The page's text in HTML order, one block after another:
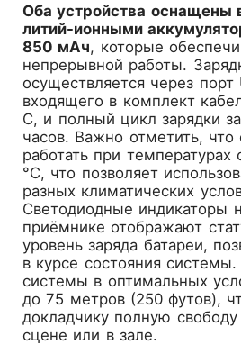
Оба устройства оснащены
литий-ионными
850 мАч, которые
непрерывной работы.
осуществляется через
входящего в комплект
C, и полный цикл зарядки
часов. Важно отметить,
работать при температурах
°C, что позволяет
разных климатических
Светодиодные индикаторы
приёмнике отображают
уровень заряда батареи,
в курсе состояния
системы в оптимальных
до 75 метров (250 футов),
докладчику полную
сцене или в зале.